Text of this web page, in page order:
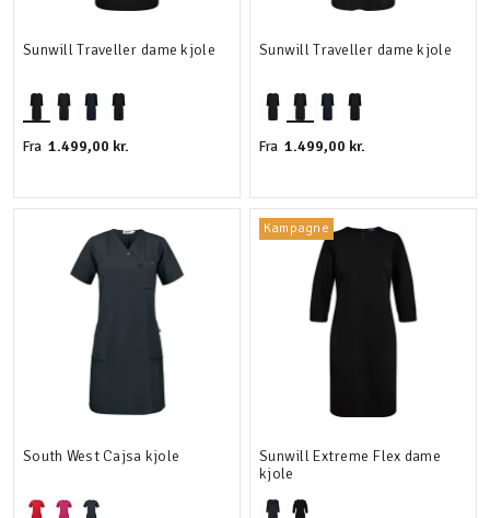
Sunwill Traveller dame kjole
Fra 1.499,00 kr.
Sunwill Traveller dame kjole
Fra 1.499,00 kr.
South West Cajsa kjole
Kampagne
Sunwill Extreme Flex dame
kjole